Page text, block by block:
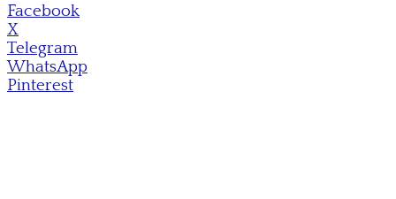
Facebook
X
Telegram
WhatsApp
Pinterest